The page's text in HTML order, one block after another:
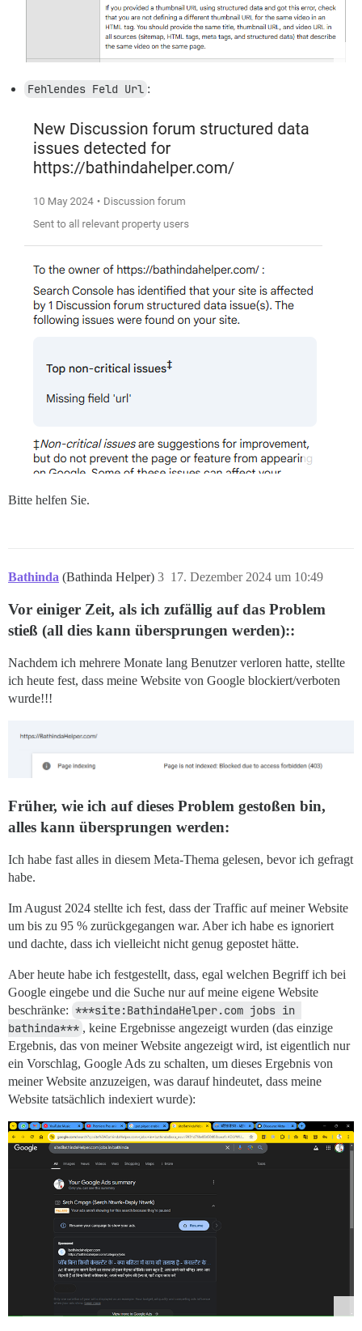
Fehlendes Feld Url :
Bitte helfen Sie.
Bathinda (Bathinda Helper) 17. Dezember 2024 um 10:49
3
Vor einiger Zeit, als ich zufällig auf das Problem
stieß (all dies kann übersprungen werden)::
Nachdem ich mehrere Monate lang Benutzer verloren hatte, stellte
ich heute fest, dass meine Website von Google blockiert/verboten
wurde!!!
Früher, wie ich auf dieses Problem gestoßen bin,
alles kann übersprungen werden:
Ich habe fast alles in diesem Meta-Thema gelesen, bevor ich gefragt
habe.
Im August 2024 stellte ich fest, dass der Traffic auf meiner Website
um bis zu 95 % zurückgegangen war. Aber ich habe es ignoriert
und dachte, dass ich vielleicht nicht genug gepostet hätte.
Aber heute habe ich festgestellt, dass, egal welchen Begriff ich bei
Google eingebe und die Suche nur auf meine eigene Website
beschränke: ***site:BathindaHelper.com jobs in
bathinda*** , keine Ergebnisse angezeigt wurden (das einzige
Ergebnis, das von meiner Website angezeigt wird, ist eigentlich nur
ein Vorschlag, Google Ads zu schalten, um dieses Ergebnis von
meiner Website anzuzeigen, was darauf hindeutet, dass meine
Website tatsächlich indexiert wurde):